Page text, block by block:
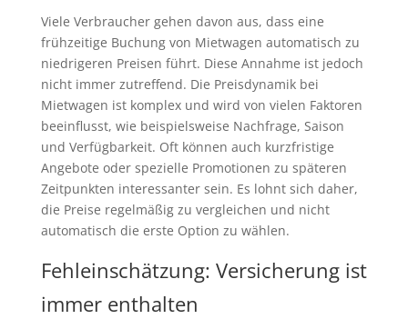
Viele Verbraucher gehen davon aus, dass eine
frühzeitige Buchung von Mietwagen automatisch zu
niedrigeren Preisen führt. Diese Annahme ist jedoch
nicht immer zutreffend. Die Preisdynamik bei
Mietwagen ist komplex und wird von vielen Faktoren
beeinflusst, wie beispielsweise Nachfrage, Saison
und Verfügbarkeit. Oft können auch kurzfristige
Angebote oder spezielle Promotionen zu späteren
Zeitpunkten interessanter sein. Es lohnt sich daher,
die Preise regelmäßig zu vergleichen und nicht
automatisch die erste Option zu wählen.
Fehleinschätzung: Versicherung ist
immer enthalten